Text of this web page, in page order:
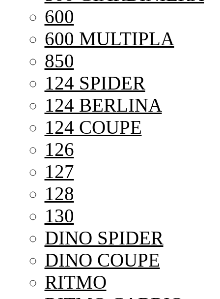
600
600 MULTIPLA
850
124 SPIDER
124 BERLINA
124 COUPE
126
127
128
130
DINO SPIDER
DINO COUPE
RITMO